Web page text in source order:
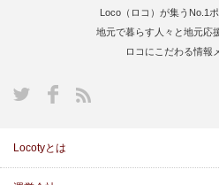
Loco（ロコ）が集うNo.1
地元で暮らす人々と地元応
ロコにこだわる情報
Locotyとは